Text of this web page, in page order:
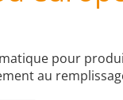
pour
au